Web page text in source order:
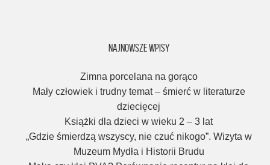
NAJNOWSZE WPISY
Zimna porcelana na gorąco
Mały człowiek i trudny temat – śmierć w literaturze
dziecięcej
Książki dla dzieci w wieku 2 – 3 lat
„Gdzie śmierdzą wszyscy, nie czuć nikogo”. Wizyta w
Muzeum Mydła i Historii Brudu